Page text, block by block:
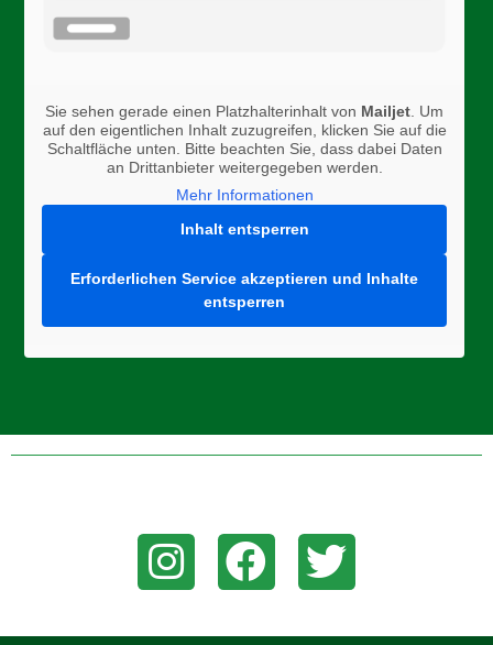
Sie sehen gerade einen Platzhalterinhalt von Mailjet . Um
auf den eigentlichen Inhalt zuzugreifen, klicken Sie auf die
Schaltfläche unten. Bitte beachten Sie, dass dabei Daten
an Drittanbieter weitergegeben werden.
Mehr Informationen
Inhalt entsperren
Erforderlichen Service akzeptieren und Inhalte
entsperren